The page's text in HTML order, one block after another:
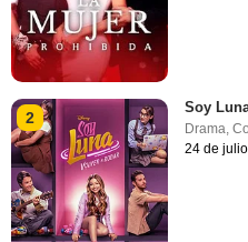
2
Soy
Drama ,
24 de